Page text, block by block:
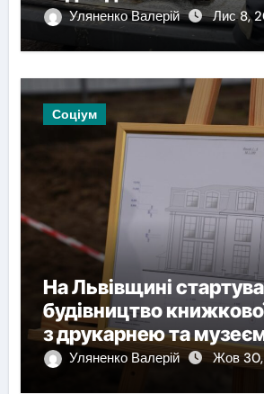
Уляненко Валерій Лис 8,
Соціум
На Львівщині
будівництво
з друкарнею та
Уляненко Валерій Жов